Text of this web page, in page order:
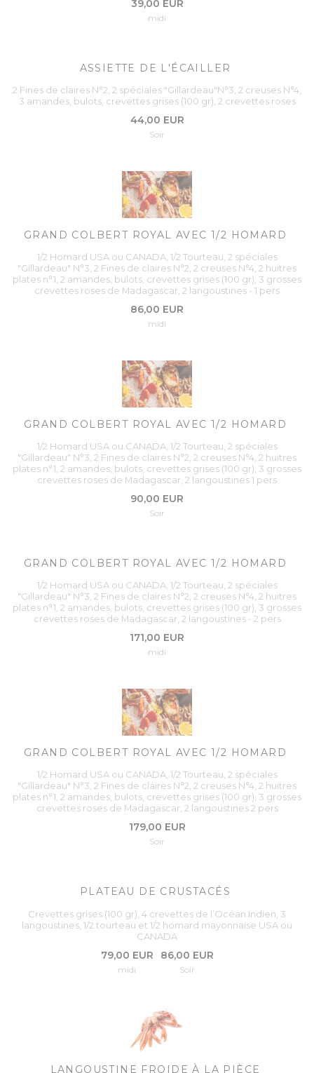
39,00 EUR
midi
ASSIETTE DE L'ÉCAILLER
2 Fines de claires N°2, 2 spéciales "Gillardeau"N°3, 2 creuses N°4,
3 amandes, bulots, crevettes grises (100 gr), 2 crevettes roses
44,00 EUR
Soir
GRAND COLBERT ROYAL AVEC 1/2 HOMARD
1/2 Homard USA ou CANADA, 1/2 Tourteau, 2 spéciales
"Gillardeau" N°3, 2 Fines de claires N°2, 2 creuses N°4, 2 huitres
plates n°1, 2 amandes, bulots, crevettes grises (100 gr), 3 grosses
crevettes roses de Madagascar, 2 langoustines - 1 pers
86,00 EUR
midi
GRAND COLBERT ROYAL AVEC 1/2 HOMARD
1/2 Homard USA ou CANADA, 1/2 Tourteau, 2 spéciales
"Gillardeau" N°3, 2 Fines de claires N°2, 2 creuses N°4, 2 huitres
plates n°1, 2 amandes, bulots, crevettes grises (100 gr), 3 grosses
crevettes roses de Madagascar, 2 langoustines 1 pers
90,00 EUR
Soir
GRAND COLBERT ROYAL AVEC 1/2 HOMARD
1/2 Homard USA ou CANADA, 1/2 Tourteau, 2 spéciales
"Gillardeau" N°3, 2 Fines de claires N°2, 2 creuses N°4, 2 huitres
plates n°1, 2 amandes, bulots, crevettes grises (100 gr), 3 grosses
crevettes roses de Madagascar, 2 langoustines - 2 pers
171,00 EUR
midi
GRAND COLBERT ROYAL AVEC 1/2 HOMARD
1/2 Homard USA ou CANADA, 1/2 Tourteau, 2 spéciales
"Gillardeau" N°3, 2 Fines de claires N°2, 2 creuses N°4, 2 huitres
plates n°1, 2 amandes, bulots, crevettes grises (100 gr), 3 grosses
crevettes roses de Madagascar, 2 langoustines 2 pers
179,00 EUR
Soir
PLATEAU DE CRUSTACÉS
Crevettes grises (100 gr), 4 crevettes de l’Océan Indien, 3
langoustines, 1/2 tourteau et 1/2 homard mayonnaise USA ou
CANADA
79,00 EUR
midi
86,00 EUR
Soir
LANGOUSTINE FROIDE À LA PIÈCE